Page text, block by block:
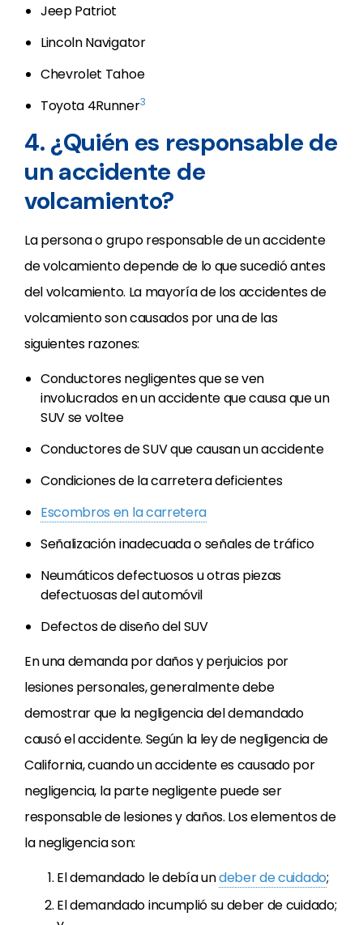
Jeep Patriot
Lincoln Navigator
Chevrolet Tahoe
Toyota 4Runner3
4. ¿Quién es responsable de
un accidente de
volcamiento?
La persona o grupo responsable de un accidente
de volcamiento depende de lo que sucedió antes
del volcamiento. La mayoría de los accidentes de
volcamiento son causados por una de las
siguientes razones:
Conductores negligentes que se ven
involucrados en un accidente que causa que un
SUV se voltee
Conductores de SUV que causan un accidente
Condiciones de la carretera deficientes
Escombros en la carretera
Señalización inadecuada o señales de tráfico
Neumáticos defectuosos u otras piezas
defectuosas del automóvil
Defectos de diseño del SUV
En una demanda por daños y perjuicios por
lesiones personales, generalmente debe
demostrar que la negligencia del demandado
causó el accidente. Según la ley de negligencia de
California, cuando un accidente es causado por
negligencia, la parte negligente puede ser
responsable de lesiones y daños. Los elementos de
la negligencia son:
El demandado le debía undeber de cuidado;
El demandado incumplió su deber de cuidado;